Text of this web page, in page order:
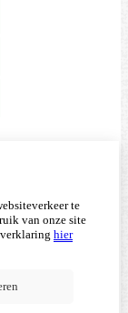
te
van onze site
hier